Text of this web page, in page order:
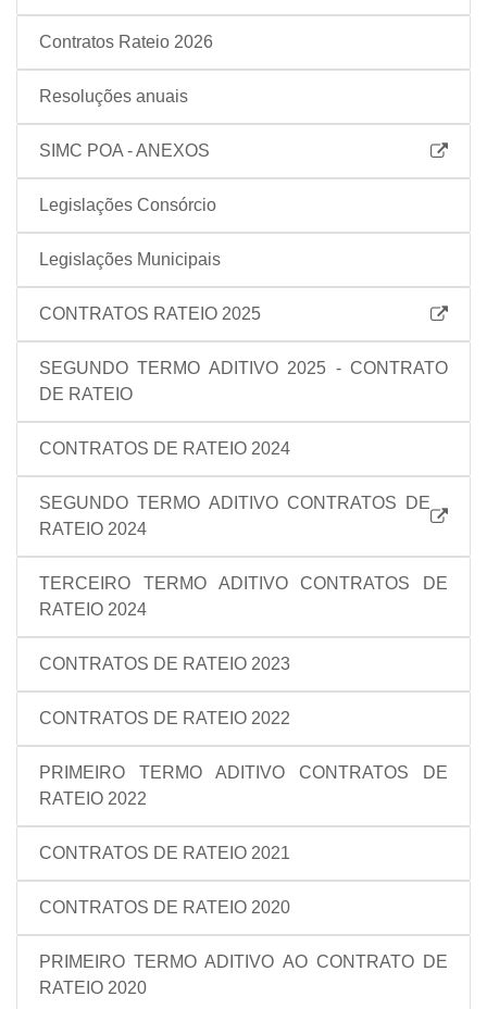
Contratos Rateio 2026
Resoluções anuais
SIMC POA - ANEXOS
Legislações Consórcio
Legislações Municipais
CONTRATOS RATEIO 2025
SEGUNDO TERMO ADITIVO 2025 - CONTRATO
DE RATEIO
CONTRATOS DE RATEIO 2024
SEGUNDO TERMO ADITIVO CONTRATOS DE
RATEIO 2024
TERCEIRO TERMO ADITIVO CONTRATOS DE
RATEIO 2024
CONTRATOS DE RATEIO 2023
CONTRATOS DE RATEIO 2022
PRIMEIRO TERMO ADITIVO CONTRATOS DE
RATEIO 2022
CONTRATOS DE RATEIO 2021
CONTRATOS DE RATEIO 2020
PRIMEIRO TERMO ADITIVO AO CONTRATO DE
RATEIO 2020